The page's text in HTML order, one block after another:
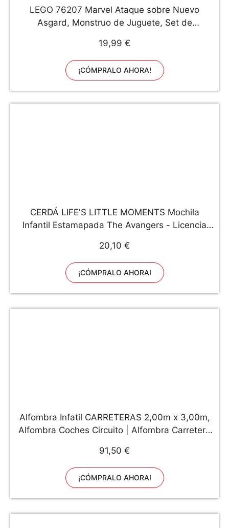
LEGO 76207 Marvel Ataque sobre Nuevo
Asgard, Monstruo de Juguete, Set de
Regalo para Niños de 7 Años
19,99 €
¡CÓMPRALO AHORA!
CERDÁ LIFE'S LITTLE MOMENTS Mochila
Infantil Estamapada The Avangers - Licencia
20,10 €
¡CÓMPRALO AHORA!
Alfombra Infatil CARRETERAS 2,00m x 3,00m,
Alfombra Coches Circuito | Alfombra Carretera
91,50 €
¡CÓMPRALO AHORA!